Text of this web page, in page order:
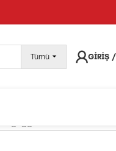
vermeye devam edebilirsiniz;
Tümü GIRIŞ